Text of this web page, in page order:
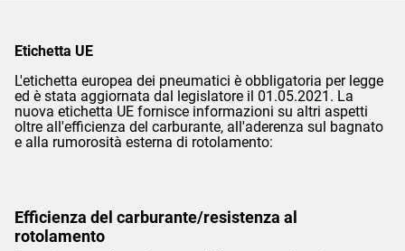
Etichetta UE
L'etichetta europea dei pneumatici è obbligatoria per legge
ed è stata aggiornata dal legislatore il 01.05.2021. La
nuova etichetta UE fornisce informazioni su altri aspetti
oltre all'efficienza del carburante, all'aderenza sul bagnato
e alla rumorosità esterna di rotolamento:
Efficienza del carburante/resistenza al
rotolamento